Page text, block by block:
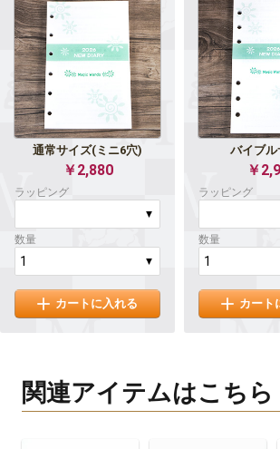
通常サイズ(ミニ6穴)
￥2,880
ラッピング
数量
カートに入れる
バイブ
￥
ラッピング
数量
カート
関連アイテムはこちら